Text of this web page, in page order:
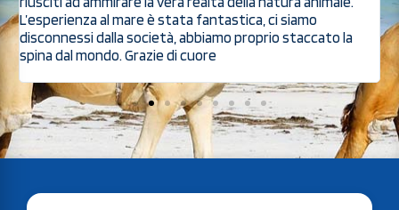
L’esperienza al mare è stata fantastica, ci siamo
disconnessi dalla società, abbiamo proprio staccato la
spina dal mondo. Grazie di cuore